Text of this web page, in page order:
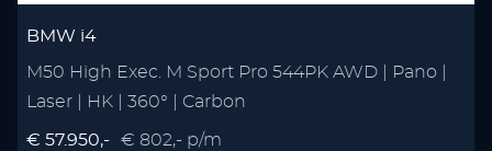
BMW i4
M50 High Exec. M Sport Pro 544PK AWD | Pano |
Laser | HK | 360° | Carbon
€ 57.950,- € 802,- p/m